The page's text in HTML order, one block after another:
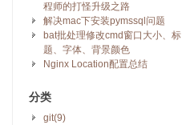
程师的打怪升级之路
解决mac下安装pymssql问题
bat批处理修改cmd窗口大小、标
题、字体、背景颜色
Nginx Location配置总结
分类
git(9)